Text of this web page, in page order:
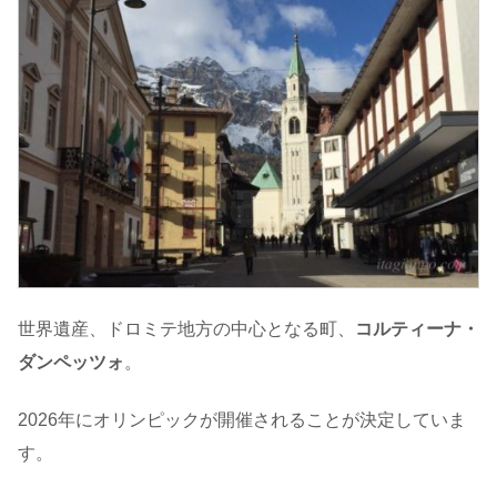
世界遺産、ドロミテ地方の中心となる町、
コルティーナ・
ダンペッツォ 。
2026年にオリンピックが開催されることが決定していま
す。